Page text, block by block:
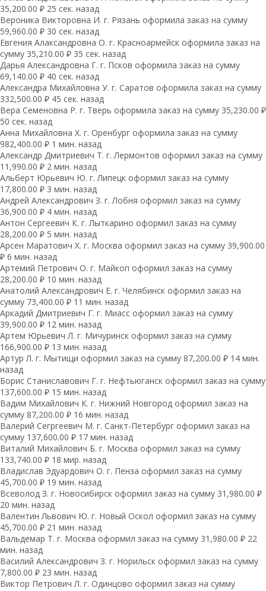
35,200.00 ₽ 25 сек. назад
Вероника Викторовна И. г. Рязань оформила заказ на сумму
59,960.00 ₽ 30 сек. назад
Евгения Алаксандровна О. г. Красноармейск оформила заказ на
сумму 35,210.00 ₽ 35 сек. назад
Дарья Александровна Г. г. Псков оформила заказ на сумму
69,140.00 ₽ 40 сек. назад
Александра Михайловна У. г. Саратов оформила заказ на сумму
332,500.00 ₽ 45 сек. назад
Вера Семеновна Р. г. Тверь оформила заказ на сумму 35,230.00 ₽
50 сек. назад
Анна Михайловна Х. г. Оренбург оформила заказ на сумму
982,400.00 ₽ 1 мин. назад
Александр Дмитриевич Т. г. Лермонтов оформил заказ на сумму
11,990.00 ₽ 2 мин. назад
Альберт Юрьевич Ю. г. Липецк оформил заказ на сумму
17,800.00 ₽ 3 мин. назад
Андрей Александрович З. г. Лобня оформил заказ на сумму
36,900.00 ₽ 4 мин. назад
Антон Сергеевич К. г. Лыткарино оформил заказ на сумму
28,200.00 ₽ 5 мин. назад
Арсен Маратович Х. г. Москва оформил заказ на сумму 39,900.00
₽ 6 мин. назад
Артемий Петрович О. г. Майкоп оформил заказ на сумму
28,200.00 ₽ 10 мин. назад
Анатолий Александрович Е. г. Челябинск оформил заказ на
сумму 73,400.00 ₽ 11 мин. назад
Аркадий Дмитриевич Г. г. Миасс оформил заказ на сумму
39,900.00 ₽ 12 мин. назад
Артем Юрьевич Л. г. Мичуринск оформил заказ на сумму
166,900.00 ₽ 13 мин. назад
Артур Л. г. Мытищи оформил заказ на сумму 87,200.00 ₽ 14 мин.
назад
Борис Станиславович Г. г. Нефтьюганск оформил заказ на сумму
137,600.00 ₽ 15 мин. назад
Вадим Михайлович К. г. Нижний Новгород оформил заказ на
сумму 87,200.00 ₽ 16 мин. назад
Валерий Сегргеевич М. г. Санкт-Петербург оформил заказ на
сумму 137,600.00 ₽ 17 мин. назад
Виталий Михайлович Б. г. Москва оформил заказ на сумму
133,740.00 ₽ 18 мир. назад
Владислав Эдуардович О. г. Пенза оформил заказ на сумму
45,700.00 ₽ 19 мин. назад
Всеволод З. г. Новосибирск оформил заказ на сумму 31,980.00 ₽
20 мин. назад
Валентин Львович Ю. г. Новый Оскол оформил заказ на сумму
45,700.00 ₽ 21 мин. назад
Вальдемар Т. г. Москва оформил заказ на сумму 31,980.00 ₽ 22
мин. назад
Василий Александрович З. г. Норильск оформил заказ на сумму
7,800.00 ₽ 23 мин. назад
Виктор Петрович Л. г. Одинцово оформил заказ на сумму